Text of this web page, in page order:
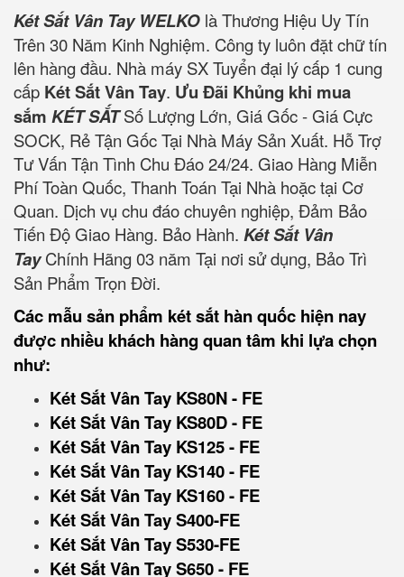
Két Sắt Vân Tay WELKO là Thương Hiệu Uy Tín
Trên 30 Năm Kinh Nghiệm. Công ty luôn đặt chữ tín
lên hàng đầu. Nhà máy SX Tuyển đại lý cấp 1 cung
cấp Két Sắt Vân Tay. Ưu Đãi Khủng khi mua
sắm KÉT SẮTSố Lượng Lớn, Giá Gốc - Giá Cực
SOCK, Rẻ Tận Gốc Tại Nhà Máy Sản Xuất. Hỗ Trợ
Tư Vấn Tận Tình Chu Đáo 24/24. Giao Hàng Miễn
Phí Toàn Quốc, Thanh Toán Tại Nhà hoặc tại Cơ
Quan. Dịch vụ chu đáo chuyên nghiệp, Đảm Bảo
Tiến Độ Giao Hàng. Bảo Hành. Két Sắt Vân
TayChính Hãng 03 năm Tại nơi sử dụng, Bảo Trì
Sản Phẩm Trọn Đời.
Các mẫu sản phẩm két sắt hàn quốc hiện nay
được nhiều khách hàng quan tâm khi lựa chọn
như:
Két Sắt Vân Tay KS80N - FE
Két Sắt Vân Tay KS80D - FE
Két Sắt Vân Tay KS125 - FE
Két Sắt Vân Tay KS140 - FE
Két Sắt Vân Tay KS160 - FE
Két Sắt Vân Tay S400-FE
Két Sắt Vân Tay S530-FE
Két Sắt Vân Tay S650 - FE